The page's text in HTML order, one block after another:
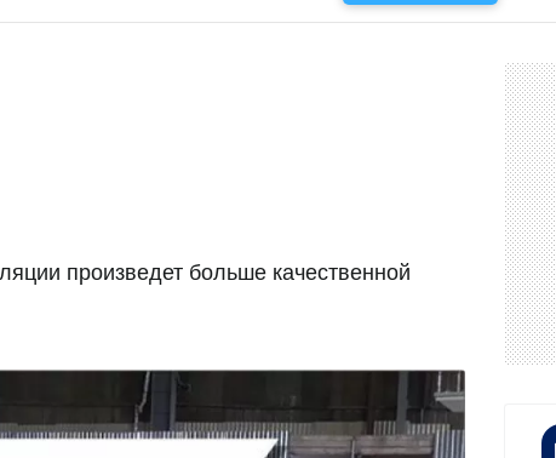
произведет больше качественной